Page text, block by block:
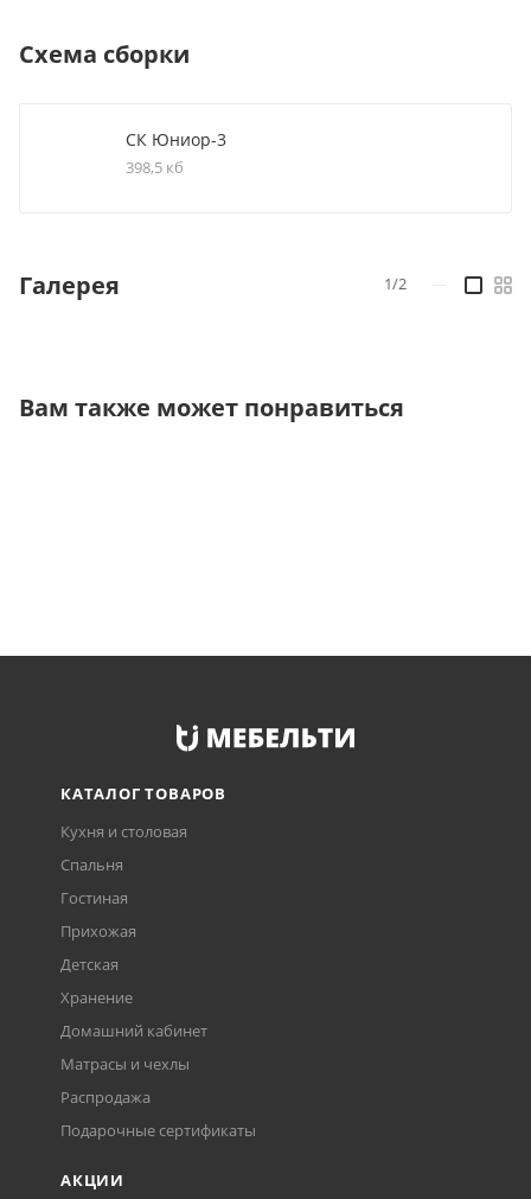
Схема сборки
СК Юниор-3
398,5 кб
Галерея 1/2
Вам также может понравиться
КАТАЛОГ ТОВАРОВ
Кухня и столовая
Спальня
Гостиная
Прихожая
Детская
Хранение
Домашний кабинет
Матрасы и чехлы
Распродажа
Подарочные сертификаты
АКЦИИ